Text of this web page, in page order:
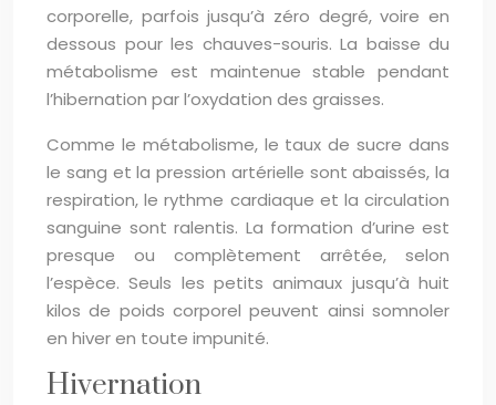
corporelle, parfois jusqu’à zéro degré, voire en
dessous pour les chauves-souris. La baisse du
métabolisme est maintenue stable pendant
l’hibernation par l’oxydation des graisses.
Comme le métabolisme, le taux de sucre dans
le sang et la pression artérielle sont abaissés, la
respiration, le rythme cardiaque et la circulation
sanguine sont ralentis. La formation d’urine est
presque ou complètement arrêtée, selon
l’espèce. Seuls les petits animaux jusqu’à huit
kilos de poids corporel peuvent ainsi somnoler
en hiver en toute impunité.
Hivernation